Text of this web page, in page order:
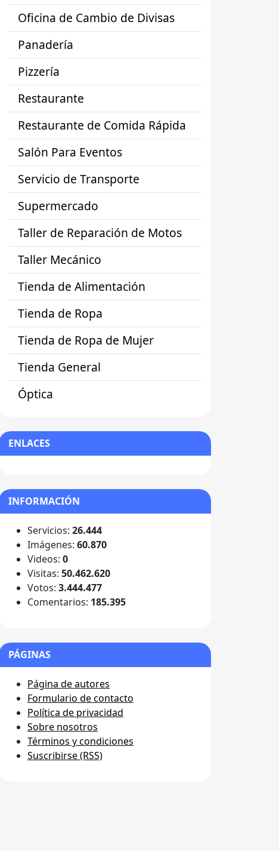
Oficina de Cambio de Divisas
Panadería
Pizzería
Restaurante
Restaurante de Comida Rápida
Salón Para Eventos
Servicio de Transporte
Supermercado
Taller de Reparación de Motos
Taller Mecánico
Tienda de Alimentación
Tienda de Ropa
Tienda de Ropa de Mujer
Tienda General
Óptica
ENLACES
INFORMACIÓN
Servicios: 26.444
Imágenes: 60.870
Videos: 0
Visitas: 50.462.620
Votos: 3.444.477
Comentarios: 185.395
PÁGINAS
Página de autores
Formulario de contacto
Política de privacidad
Sobre nosotros
Términos y condiciones
Suscribirse (RSS)